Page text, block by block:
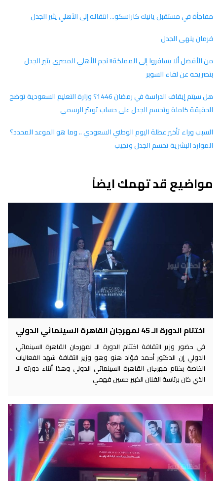
مفاجأة في مستقبل يانيك كاراسكو... انتقاله إلى الأهلي يثير الجدل
فرمان ينهى الجدل
من الأفضل ألا يسافروا إلى المملكة!! نجم الأهلي المصري يثير الجدل
بتصريحه عن لقاء السوبر
هل سيتم إيقاف الدراسة في رمضان 1446؟ وزارة التعليم السعودية توضح
الحقيقة كاملة وتحسم الجدل على حساب تويتر الرسمي
السبب وراء تأخير عطلة اليوم الوطني السعودي .. وما هو الموعد المحدد؟
الموارد البشرية تحسم الجدل وتجيب
مواضيع قد تهمك ايضاً
اختتام الدورة الـ 45 لمهرجان القاهرة السينمائي الدولي
في حضور وزير الثقافة اختتام الدورة الـ لمهرجان القاهرة السينمائي
الدولي إن الدكتور أحمد فؤاد هنو وهو وزير الثقافة شهد الفعاليات
الخاصة بختام مهرجان القاهرة السينمائي الدولي وهذا أثناء دورته الـ
الذي كان برئاسة الفنان الكبير حسين فهمي